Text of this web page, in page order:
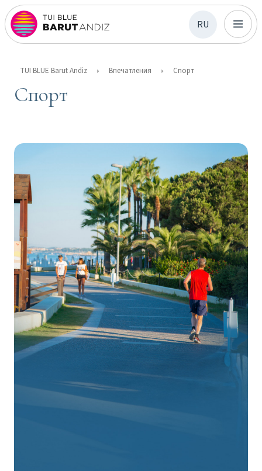
RU
TUI BLUE Barut Andiz Впечатления Спорт
Спорт